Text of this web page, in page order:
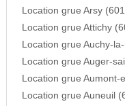
Location grue Arsy
Location grue Attichy
Location grue Auchy-
Location grue Auger-
Location grue Aumont-
Location grue Auneuil